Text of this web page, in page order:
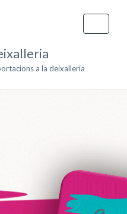
a la deixalleria